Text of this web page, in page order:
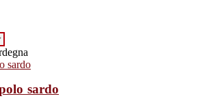
sardo